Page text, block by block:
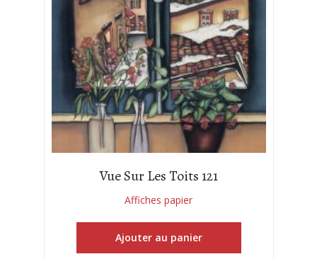
Vue Sur Les Toits 121
Affiches papier
Ajouter au panier